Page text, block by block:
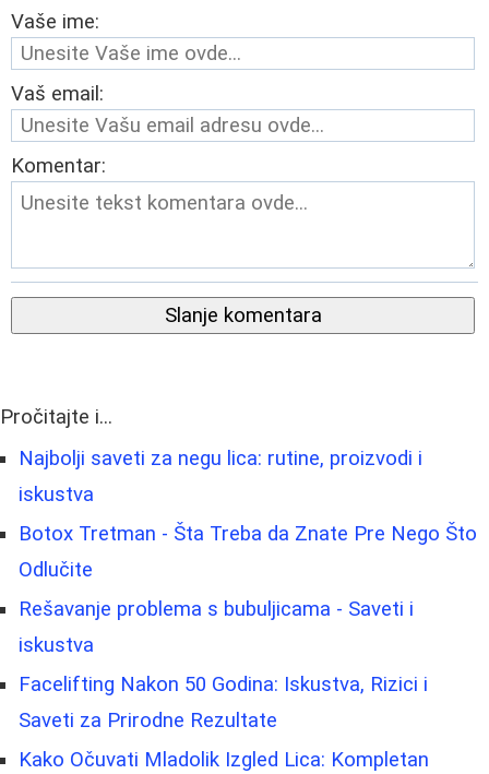
Vaše ime:
Vaš email:
Komentar:
Slanje komentara
Pročitajte i...
Najbolji saveti za negu lica: rutine, proizvodi i
iskustva
Botox Tretman - Šta Treba da Znate Pre Nego Što
Odlučite
Rešavanje problema s bubuljicama - Saveti i
iskustva
Facelifting Nakon 50 Godina: Iskustva, Rizici i
Saveti za Prirodne Rezultate
Kako Očuvati Mladolik Izgled Lica: Kompletan